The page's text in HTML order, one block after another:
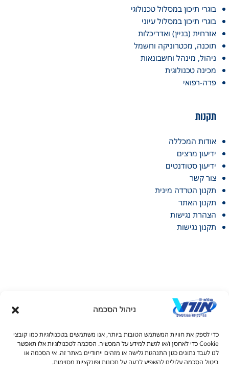
ניהול הסכמה
כדי לספק את חוויות המשתמש הטובות ביותר, אנו משתמשים בטכנולוגיות כמו קובצי
Cookie כדי לאחסן ו/או לגשת למידע על המכשיר. הסכמה לטכנולוגיות אלו תאפשר
לנו לעבד נתונים כגון התנהגות גלישה או מזהים ייחודיים באתר זה. אי הסכמה או
ביטול הסכמה עלולים להשפיע לרעה על תכונות ופונקציות מסוימות.
בוגרי תיכון במסלול טכנולוגי
בוגרי תיכון במסלול עיוני
אזרחית (בניין) ואדריכלות
תוכנה, מכטרוניקה וחשמל
ניהול, מינהל וחשבונאות
מכינה טכנולוגית
פרה-רפואי
תקנות
אודות המכללה
ידיעון מרצים
ידיעון סטודנטים
צור קשר
תקנון הטרדה מינית
תקנון האתר
הצהרת נגישות
תקנון נגישות
© כל הזכויות שמורות למכללות אורט 2026
טקסט
טקסט